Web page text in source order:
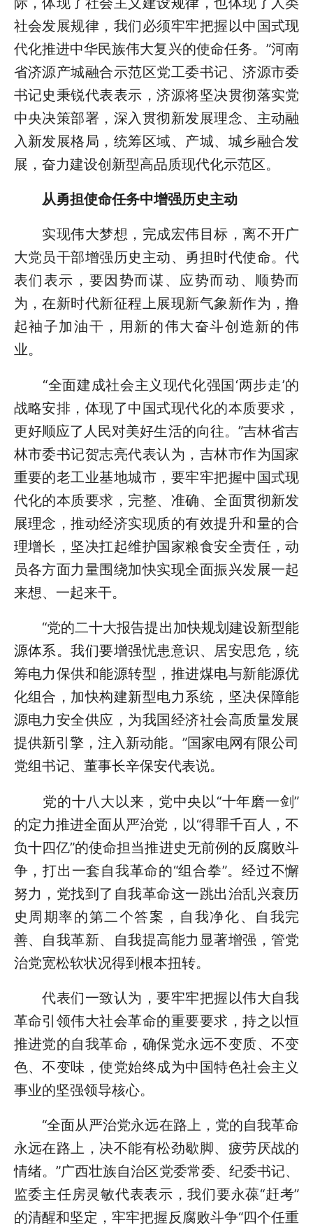
社会发展规律，我们必须牢牢把握以中国式现
代化推进中华民族伟大复兴的使命任务。”河南
省济源产城融合示范区党工委书记、济源市委
书记史秉锐代表表示，济源将坚决贯彻落实党
中央决策部署，深入贯彻新发展理念、主动融
入新发展格局，统筹区域、产城、城乡融合发
展，奋力建设创新型高品质现代化示范区。
从勇担使命任务中增强历史主动
实现伟大梦想，完成宏伟目标，离不开广
大党员干部增强历史主动、勇担时代使命。代
表们表示，要因势而谋、应势而动、顺势而
为，在新时代新征程上展现新气象新作为，撸
起袖子加油干，用新的伟大奋斗创造新的伟
业。
“全面建成社会主义现代化强国‘两步走’的
战略安排，体现了中国式现代化的本质要求，
更好顺应了人民对美好生活的向往。”吉林省吉
林市委书记贺志亮代表认为，吉林市作为国家
重要的老工业基地城市，要牢牢把握中国式现
代化的本质要求，完整、准确、全面贯彻新发
展理念，推动经济实现质的有效提升和量的合
理增长，坚决扛起维护国家粮食安全责任，动
员各方面力量围绕加快实现全面振兴发展一起
来想、一起来干。
“党的二十大报告提出加快规划建设新型能
源体系。我们要增强忧患意识、居安思危，统
筹电力保供和能源转型，推进煤电与新能源优
化组合，加快构建新型电力系统，坚决保障能
源电力安全供应，为我国经济社会高质量发展
提供新引擎，注入新动能。”国家电网有限公司
党组书记、董事长辛保安代表说。
党的十八大以来，党中央以“十年磨一剑”
的定力推进全面从严治党，以“得罪千百人，不
负十四亿”的使命担当推进史无前例的反腐败斗
争，打出一套自我革命的“组合拳”。经过不懈
努力，党找到了自我革命这一跳出治乱兴衰历
史周期率的第二个答案，自我净化、自我完
善、自我革新、自我提高能力显著增强，管党
治党宽松软状况得到根本扭转。
代表们一致认为，要牢牢把握以伟大自我
革命引领伟大社会革命的重要要求，持之以恒
推进党的自我革命，确保党永远不变质、不变
色、不变味，使党始终成为中国特色社会主义
事业的坚强领导核心。
“全面从严治党永远在路上，党的自我革命
永远在路上，决不能有松劲歇脚、疲劳厌战的
情绪。”广西壮族自治区党委常委、纪委书记、
监委主任房灵敏代表表示，我们要永葆“赶考”
的清醒和坚定，牢牢把握反腐败斗争“四个任重